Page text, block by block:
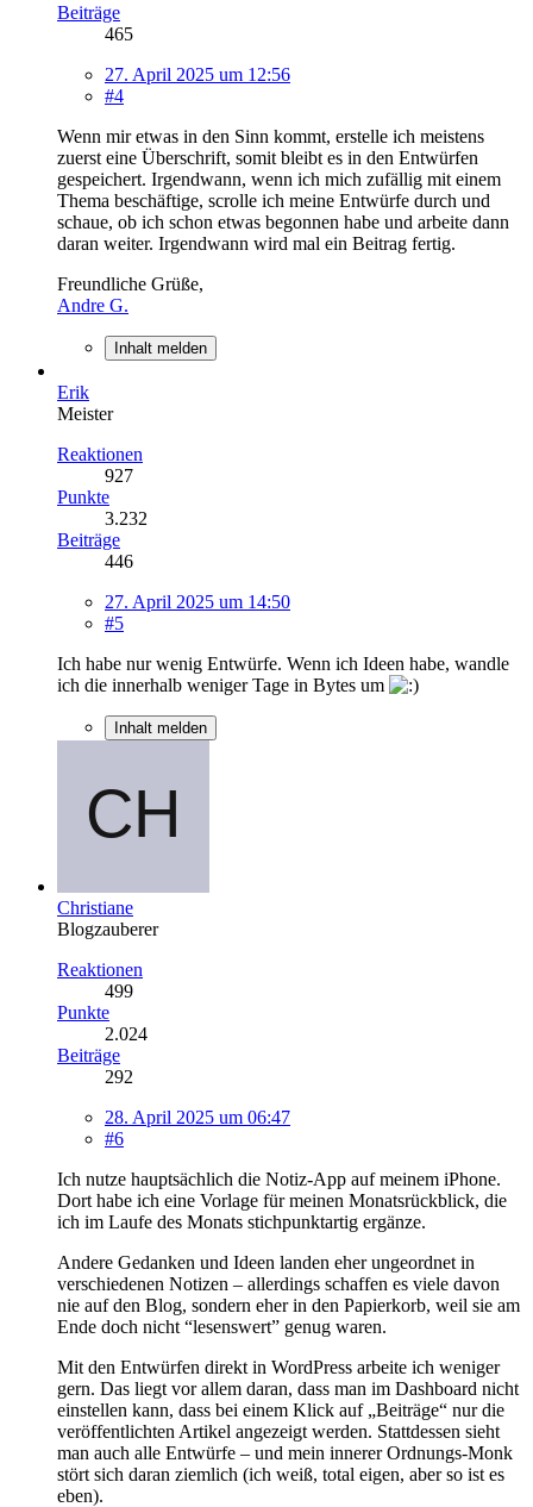
Beiträge
465
27. April 2025 um 12:56
#4
Wenn mir etwas in den Sinn kommt, erstelle ich meistens
zuerst eine Überschrift, somit bleibt es in den Entwürfen
gespeichert. Irgendwann, wenn ich mich zufällig mit einem
Thema beschäftige, scrolle ich meine Entwürfe durch und
schaue, ob ich schon etwas begonnen habe und arbeite dann
daran weiter. Irgendwann wird mal ein Beitrag fertig.
Freundliche Grüße,
Andre G.
Inhalt melden
Erik
Meister
Reaktionen
927
Punkte
3.232
Beiträge
446
27. April 2025 um 14:50
#5
Ich habe nur wenig Entwürfe. Wenn ich Ideen habe, wandle
ich die innerhalb weniger Tage in Bytes um
Inhalt melden
Christiane
Blogzauberer
Reaktionen
499
Punkte
2.024
Beiträge
292
28. April 2025 um 06:47
#6
Ich nutze hauptsächlich die Notiz-App auf meinem iPhone.
Dort habe ich eine Vorlage für meinen Monatsrückblick, die
ich im Laufe des Monats stichpunktartig ergänze.
Andere Gedanken und Ideen landen eher ungeordnet in
verschiedenen Notizen – allerdings schaffen es viele davon
nie auf den Blog, sondern eher in den Papierkorb, weil sie am
Ende doch nicht “lesenswert” genug waren.
Mit den Entwürfen direkt in WordPress arbeite ich weniger
gern. Das liegt vor allem daran, dass man im Dashboard nicht
einstellen kann, dass bei einem Klick auf „Beiträge“ nur die
veröffentlichten Artikel angezeigt werden. Stattdessen sieht
man auch alle Entwürfe – und mein innerer Ordnungs-Monk
stört sich daran ziemlich (ich weiß, total eigen, aber so ist es
eben).